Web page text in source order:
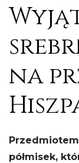
na
półmisek,